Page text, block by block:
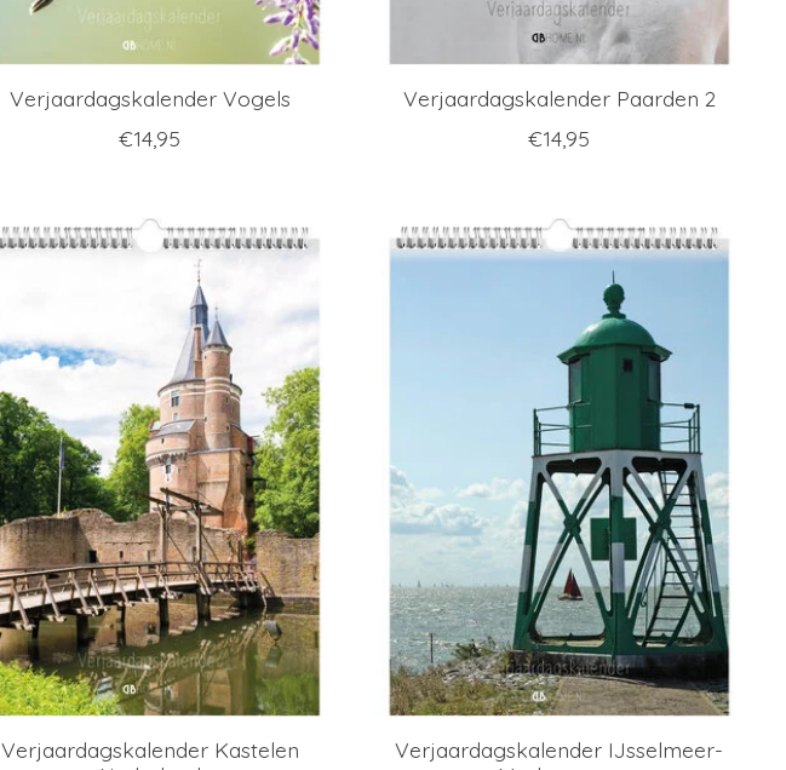
Verjaardagskalender Vogels
€14,95
Verjaardagskalender Paarden 2
€14,95
Verjaardagskalender Kastelen
Verjaardagskalender IJsselmeer-